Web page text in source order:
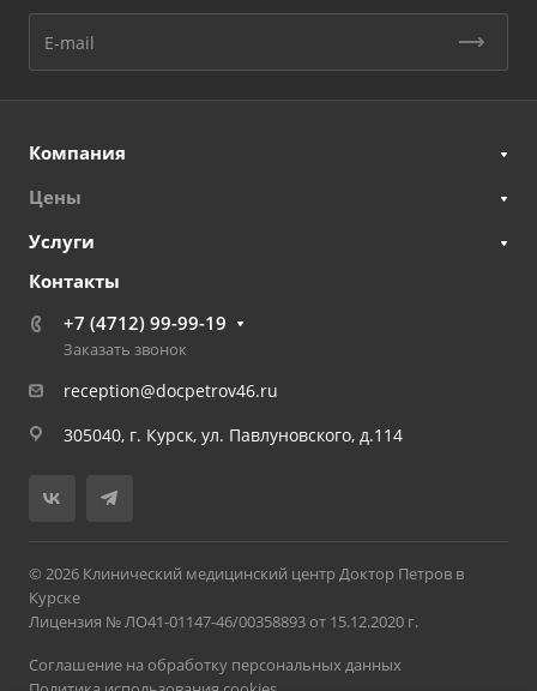
Компания
Цены
Услуги
Контакты
+7 (4712) 99-99-19
Заказать звонок
reception@docpetrov46.ru
305040, г. Курск, ул. Павлуновского, д.114
© 2026 Клинический медицинский центр Доктор Петров в
Курске
Лицензия № ЛО41-01147-46/00358893 от 15.12.2020 г.
Соглашение на обработку персональных данных